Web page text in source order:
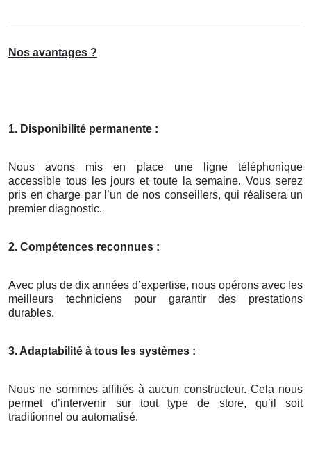
Nos avantages ?
1. Disponibilité permanente :
Nous avons mis en place une ligne téléphonique
accessible tous les jours et toute la semaine. Vous serez
pris en charge par l’un de nos conseillers, qui réalisera un
premier diagnostic.
2. Compétences reconnues :
Avec plus de dix années d’expertise, nous opérons avec les
meilleurs techniciens pour garantir des prestations
durables.
3. Adaptabilité à tous les systèmes :
Nous ne sommes affiliés à aucun constructeur. Cela nous
permet d’intervenir sur tout type de store, qu’il soit
traditionnel ou automatisé.